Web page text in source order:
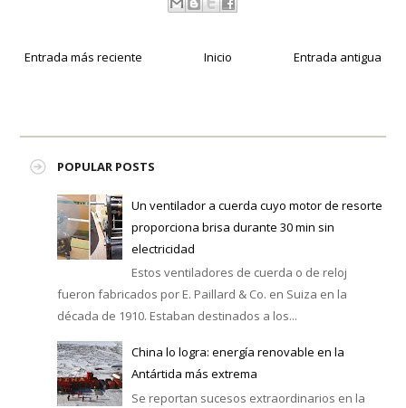
Entrada más reciente Entrada antigua
Inicio
POPULAR POSTS
Un ventilador a cuerda cuyo motor de resorte
proporciona brisa durante 30 min sin
electricidad
Estos ventiladores de cuerda o de reloj
fueron fabricados por E. Paillard & Co. en Suiza en la
década de 1910. Estaban destinados a los...
China lo logra: energía renovable en la
Antártida más extrema
Se reportan sucesos extraordinarios en la